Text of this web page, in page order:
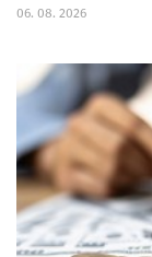
06. 08. 2026